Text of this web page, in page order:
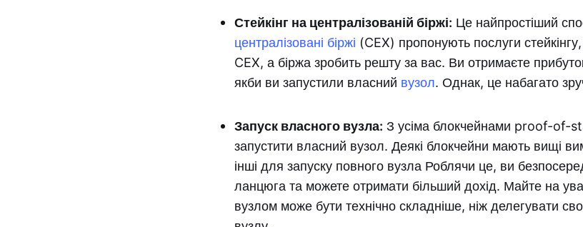
Стейкінг на централізованій біржі: Це найпростіший
централізовані біржі (CEX) пропонують послуги
CEX, а біржа зробить решту за вас. Ви отримаєте
якби ви запустили власний вузол. Однак, це набагато
Запуск власного вузла: З усіма блокчейнами proof-of-
запустити власний вузол. Деякі блокчейни мають вищі
інші для запуску повного вузла Роблячи це, ви
ланцюга та можете отримати більший дохід. Майте на
вузлом може бути технічно складніше, ніж делегувати